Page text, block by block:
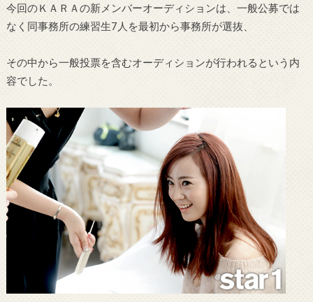
今回のＫＡＲＡの新メンバーオーディションは、一般公募では
なく同事務所の練習生7人を最初から事務所が選抜、
その中から一般投票を含むオーディションが行われるという内
容でした。